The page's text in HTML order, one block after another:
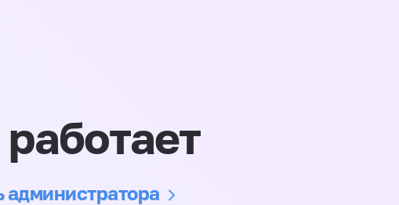
администратора